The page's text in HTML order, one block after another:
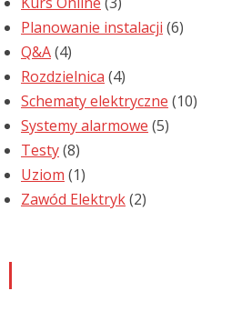
Planowanie instalacji (6)
Q&A(4)
Rozdzielnica (4)
Schematy elektryczne (10)
Systemy alarmowe (5)
Testy(8)
Uziom (1)
Zawód Elektryk(2)